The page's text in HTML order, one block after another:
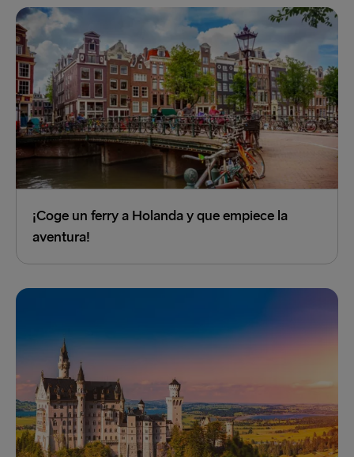
¡Coge un ferry a Holanda y que empiece la
aventura!